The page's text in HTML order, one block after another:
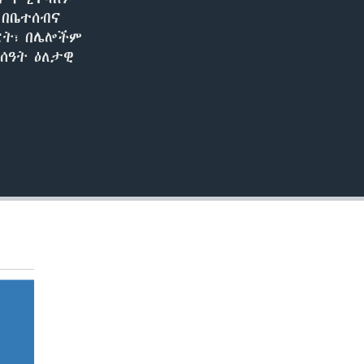
በሌሎችም
ዕለታዊ